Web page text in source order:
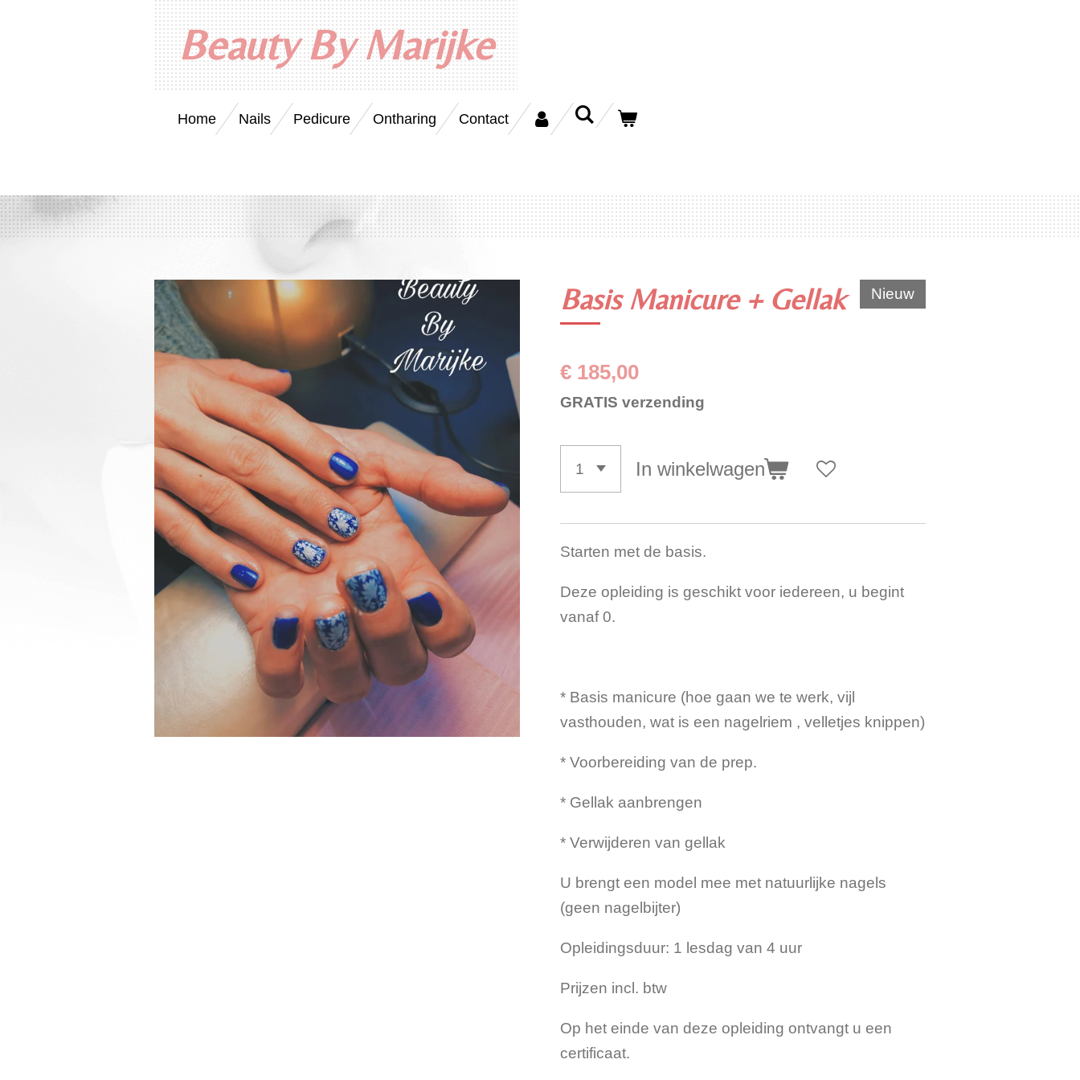
Beauty By Marijke
Home Nails Pedicure Ontharing Contact
Basis Manicure + Gellak Nieuw
€ 185,00
GRATIS verzending
In winkelwagen
Starten met de basis.
Deze opleiding is geschikt voor iedereen, u begint
vanaf 0.
* Basis manicure (hoe gaan we te werk, vijl
vasthouden, wat is een nagelriem , velletjes knippen)
* Voorbereiding van de prep.
* Gellak aanbrengen
* Verwijderen van gellak
U brengt een model mee met natuurlijke nagels
(geen nagelbijter)
Opleidingsduur: 1 lesdag van 4 uur
Prijzen incl. btw
Op het einde van deze opleiding ontvangt u een
certificaat.